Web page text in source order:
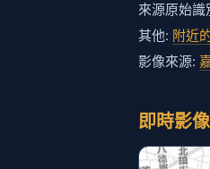
來源原始
其他: 附近
影像來源:
即時影